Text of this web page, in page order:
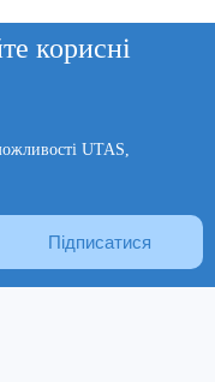
корисні
UTAS,
Підписатися